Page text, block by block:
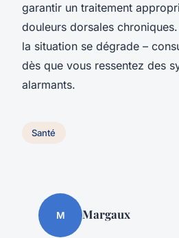
garantir un traitement
douleurs dorsales
la situation se dégrade –
dès que vous ressentez des
alarmants.
Santé
M Margaux